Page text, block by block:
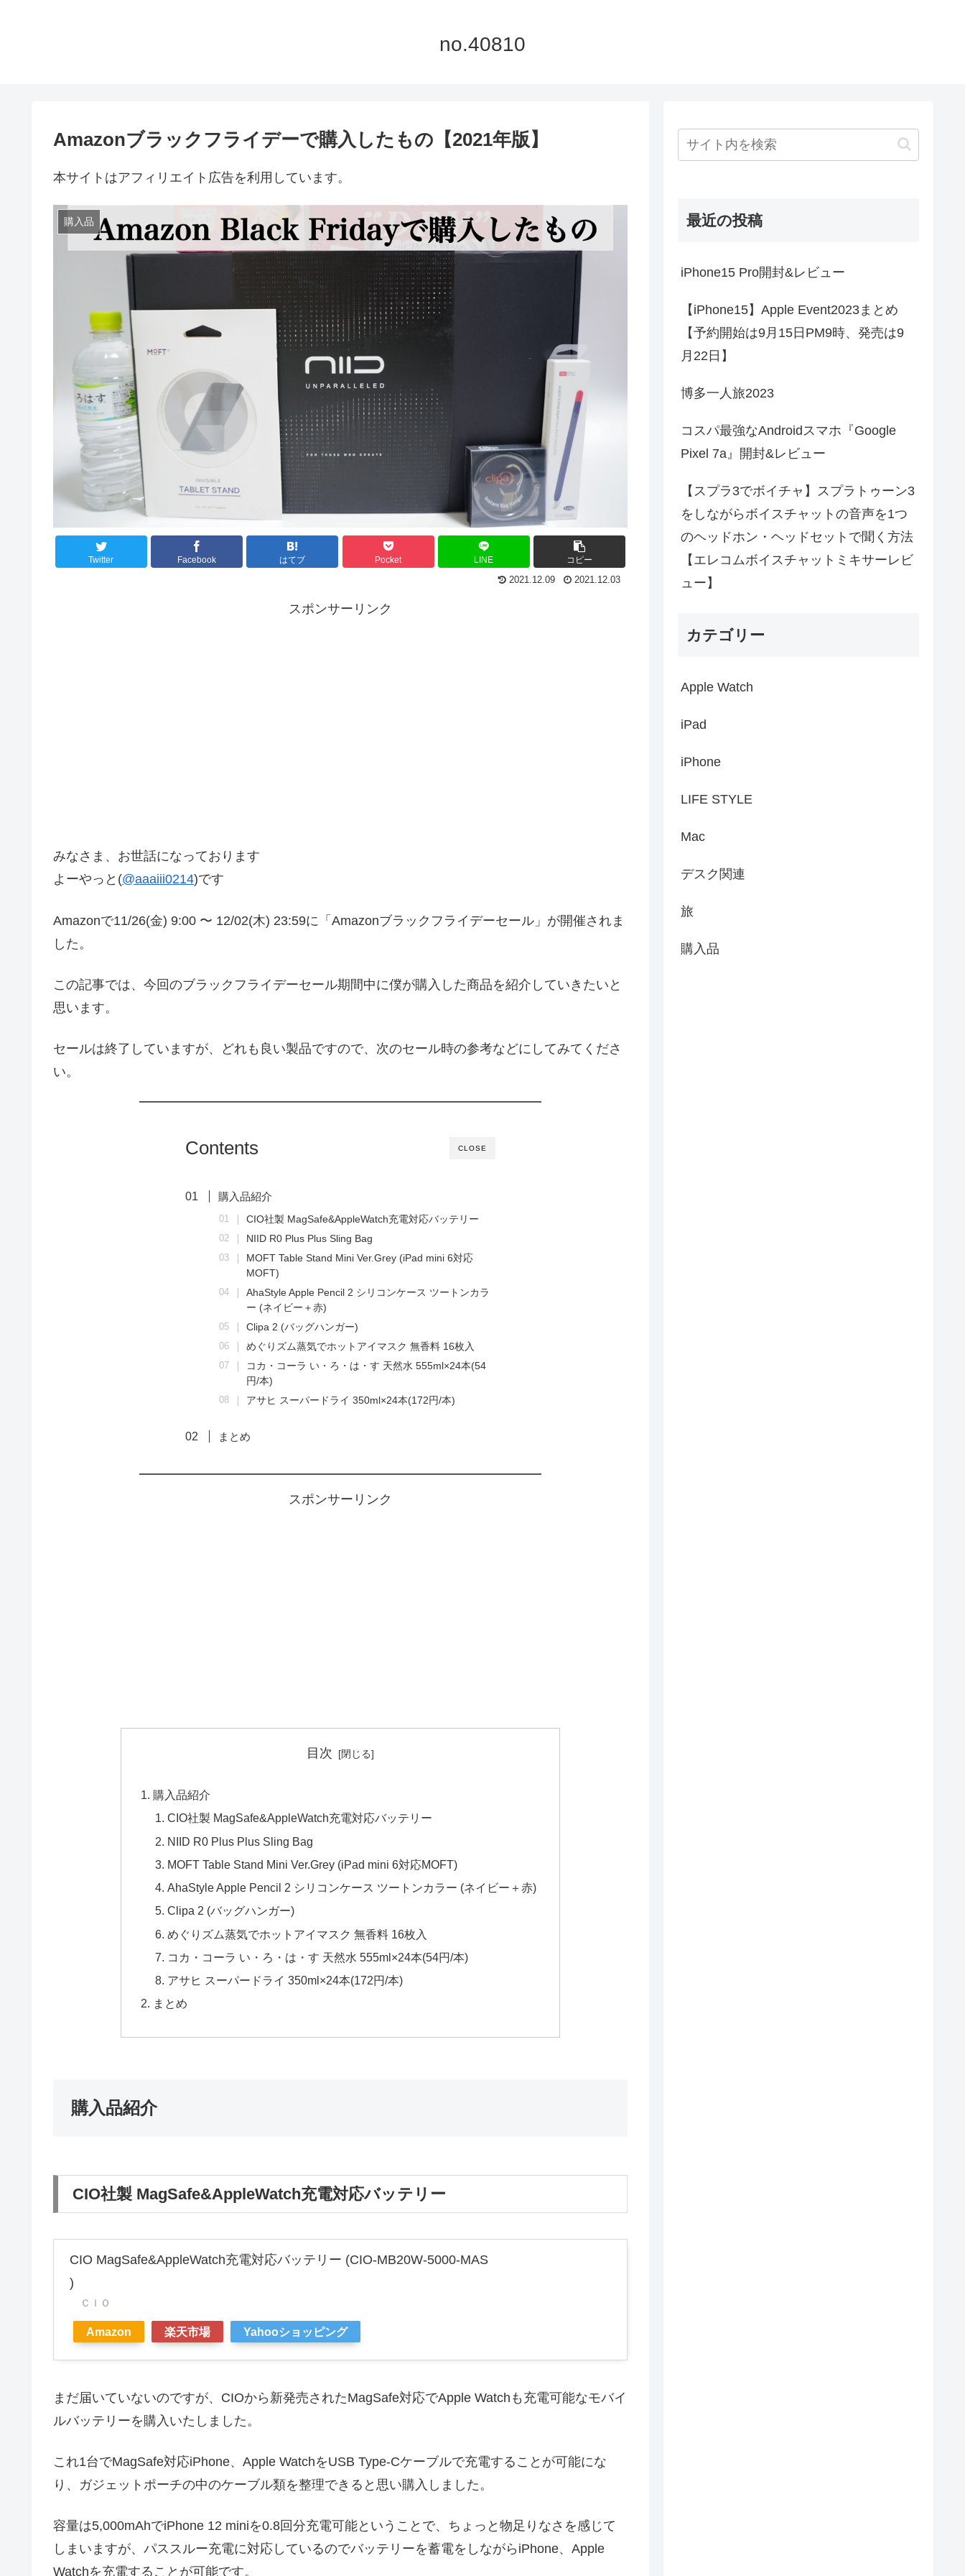
no.40810
Amazonブラックフライデーで購入したもの【2021年版】
本サイトはアフィリエイト広告を利用しています。
購入品
Twitter Facebook はてブ Pocket LINE コピー
2021.12.09 2021.12.03
スポンサーリンク
みなさま、お世話になっております
よーやっと(@aaaiii0214)です
Amazonで11/26(金) 9:00 〜 12/02(木) 23:59に「Amazonブラックフライデーセール」が開催されま
した。
この記事では、今回のブラックフライデーセール期間中に僕が購入した商品を紹介していきたいと
思います。
セールは終了していますが、どれも良い製品ですので、次のセール時の参考などにしてみてくださ
い。
CLOSE
Contents
購入品紹介
CIO社製 MagSafe&AppleWatch充電対応バッテリー
NIID R0 Plus Plus Sling Bag
MOFT Table Stand Mini Ver.Grey (iPad mini 6対応
MOFT)
AhaStyle Apple Pencil 2 シリコンケース ツートンカラ
ー (ネイビー＋赤)
Clipa 2 (バッグハンガー)
めぐりズム蒸気でホットアイマスク 無香料 16枚入
コカ・コーラ い・ろ・は・す 天然水 555ml×24本(54
円/本)
アサヒ スーパードライ 350ml×24本(172円/本)
まとめ
スポンサーリンク
目次
購入品紹介
CIO社製 MagSafe&AppleWatch充電対応バッテリー
NIID R0 Plus Plus Sling Bag
MOFT Table Stand Mini Ver.Grey (iPad mini 6対応MOFT)
AhaStyle Apple Pencil 2 シリコンケース ツートンカラー (ネイビー＋赤)
Clipa 2 (バッグハンガー)
めぐりズム蒸気でホットアイマスク 無香料 16枚入
コカ・コーラ い・ろ・は・す 天然水 555ml×24本(54円/本)
アサヒ スーパードライ 350ml×24本(172円/本)
まとめ
購入品紹介
CIO社製 MagSafe&AppleWatch充電対応バッテリー
CIO MagSafe&AppleWatch充電対応バッテリー (CIO-MB20W-5000-MAS
)
ＣＩＯ
Amazon 楽天市場 Yahooショッピング
まだ届いていないのですが、CIOから新発売されたMagSafe対応でApple Watchも充電可能なモバイ
ルバッテリーを購入いたしました。
これ1台でMagSafe対応iPhone、Apple WatchをUSB Type-Cケーブルで充電することが可能にな
り、ガジェットポーチの中のケーブル類を整理できると思い購入しました。
容量は5,000mAhでiPhone 12 miniを0.8回分充電可能ということで、ちょっと物足りなさを感じて
しまいますが、パススルー充電に対応しているのでバッテリーを蓄電をしながらiPhone、Apple
Watchを充電することが可能です。
最近の投稿
iPhone15 Pro開封&レビュー
【iPhone15】Apple Event2023まとめ
【予約開始は9月15日PM9時、発売は9
月22日】
博多一人旅2023
コスパ最強なAndroidスマホ『Google
Pixel 7a』開封&レビュー
【スプラ3でボイチャ】スプラトゥーン3
をしながらボイスチャットの音声を1つ
のヘッドホン・ヘッドセットで聞く方法
【エレコムボイスチャットミキサーレビ
ュー】
カテゴリー
Apple Watch
iPad
iPhone
LIFE STYLE
Mac
デスク関連
旅
購入品